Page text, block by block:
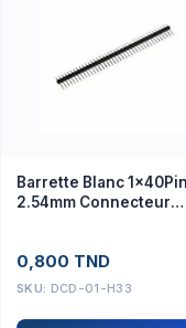
Barrette Blanc 1x40Pin
2.54mm Connecteur
0,800 TND
SKU: DCD-01-H33